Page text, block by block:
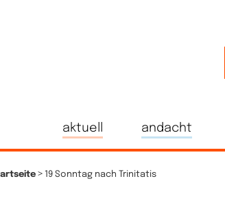
aktuell andacht
> 19 Sonntag nach Trinitatis